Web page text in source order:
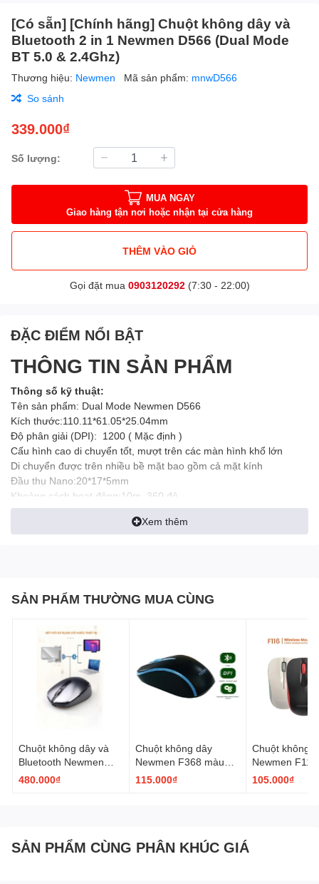
[Có sẵn] [Chính hãng] Chuột không dây và
Bluetooth 2 in 1 Newmen D566 (Dual Mode
BT 5.0 & 2.4Ghz)
Thương hiệu: Newmen Mã sản phẩm: mnwD566
So sánh
339.000₫
Số lượng:
MUA NGAY
Giao hàng tận nơi hoặc nhận tại cửa hàng
THÊM VÀO GIỎ
Gọi đặt mua 0903120292(7:30 - 22:00)
ĐẶC ĐIỂM NỔI BẬT
THÔNG TIN SẢN PHẨM
Thông số kỹ thuật:
Tên sản phẩm: Dual Mode Newmen D566
Kích thước:110.11*61.05*25.04mm
Độ phân giải (DPI): 1200 ( Mặc định )
Cấu hình cao di chuyển tốt, mượt trên các màn hình khổ lớn
Di chuyển được trên nhiều bề mặt bao gồm cả mặt kính
Đầu thu Nano:20*17*5mm
Khoảng cách hoạt động:10m, 360 độ
Trọng lượng:55-70g
Kiểu kết nối đầu thu:USB 2.0
Dòng điện hoạt động:<8mA
với Pin sạc
Phụ kiện: Hướng dẫn, pin, thẻ
Xem thêm
SẢN PHẨM THƯỜNG MUA CÙNG
Chuột không dây và
Bluetooth Newmen
F900S màu xám
480.000₫
Chuột không dây
Newmen F368 màu
đen xanh
115.000₫
Chuột không
Newmen
đen, xám,
105.000₫
SẢN PHẨM CÙNG PHÂN KHÚC GIÁ